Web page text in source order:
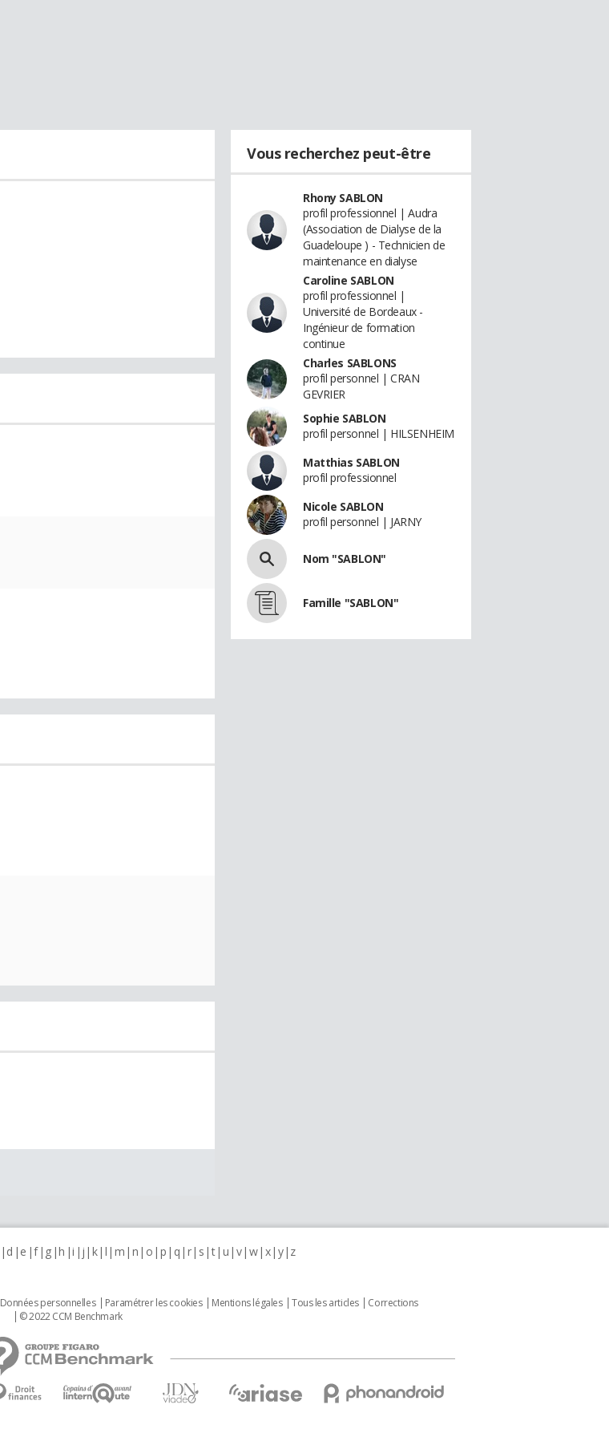
Vous recherchez peut-être
Rhony SABLON
profil professionnel | Audra
(Association de Dialyse de la
Guadeloupe ) - Technicien de
maintenance en dialyse
Caroline SABLON
profil professionnel |
Université de Bordeaux -
Ingénieur de formation
continue
Charles SABLONS
profil personnel | CRAN
GEVRIER
Sophie SABLON
profil personnel | HILSENHEIM
Matthias SABLON
profil professionnel
Nicole SABLON
profil personnel | JARNY
Nom "SABLON"
Famille "SABLON"
d e f g h i j k l m n o p q r s t u v w x y z
Données personnelles Paramétrer les cookies Mentions légales Tous les articles
Corrections
© 2022 CCM Benchmark